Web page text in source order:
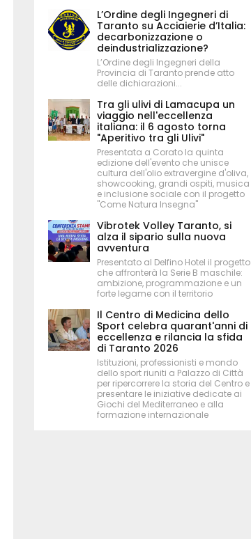
L’Ordine degli Ingegneri di
Taranto su Acciaierie d’Italia:
decarbonizzazione o
deindustrializzazione?
L’Ordine degli Ingegneri della
Provincia di Taranto prende atto
delle dichiarazioni...
Tra gli ulivi di Lamacupa un
viaggio nell'eccellenza
italiana: il 6 agosto torna
"Aperitivo tra gli Ulivi"
Presentata a Corato la quinta
edizione dell'evento che unisce
cultura dell'olio extravergine d'oliva,
showcooking, grandi ospiti, musica
e inclusione sociale con il progetto
"Come Natura Insegna"
Vibrotek Volley Taranto, si
alza il sipario sulla nuova
avventura
Presentato al Delfino Hotel il progetto
che affronterà la Serie B maschile:
ambizione, programmazione e un
forte legame con il territorio
Il Centro di Medicina dello
Sport celebra quarant'anni di
eccellenza e rilancia la sfida
di Taranto 2026
Istituzioni, professionisti e mondo
dello sport riuniti a Palazzo di Città
per ripercorrere la storia del Centro e
presentare le iniziative dedicate ai
Giochi del Mediterraneo e alla
formazione internazionale